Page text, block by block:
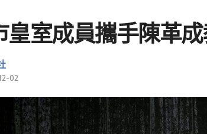
皇室成員攜手陳革
02